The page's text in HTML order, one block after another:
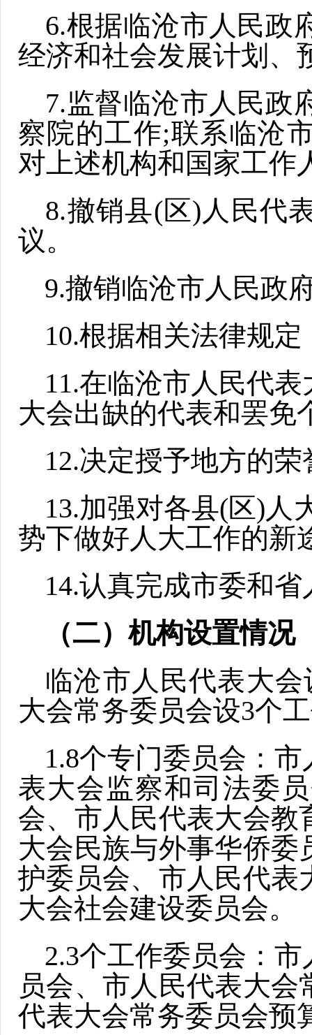
6.根据临沧市人民政
经济和社会发展计划、
7.监督临沧市人民政
察院的工作;联系临沧
对上述机构和国家工作
8.撤销县(区)人民代
议。
9.撤销临沧市人民政
10.根据相关法律规
11.在临沧市人民代
大会出缺的代表和罢免
12.决定授予地方的
13.加强对各县(区)人
势下做好人大工作的新
14.认真完成市委和
（二）机构设置情况
临沧市人民代表大
大会常务委员会设3个
1.8个专门委员会：
表大会监察和司法委
会、市人民代表大会教
大会民族与外事华侨
护委员会、市人民代表
大会社会建设委员会。
2.3个工作委员会：
员会、市人民代表大
代表大会常务委员会预